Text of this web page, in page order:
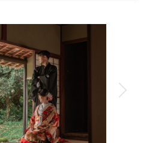
撮影日の空き
を確認する
メイク
180 カット
会食
装レンタル
含むもの
ップ料金なし 洋装小物ランクアップ